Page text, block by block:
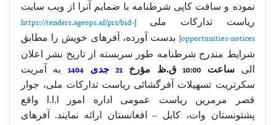
نموده و سافت کاپی شرطنامه با ضمایم آنرا از ویب سایت
ریاست تدارکات ملی{
https://tenders.ageops.af/prs/bid-
opportunities-notices
} بدست آورده، آفرهای خویش را مطابق
شرایط مندرج شرطنامه طور سربسته از تاریخ نشر اعلان
الیساعت10:00ق.ظ مؤرخ21 جدی 1404
به آمریت
سکرتریت تسهیلات آفرگشائی ریاست تدارکات ملی، جوار
قصر مرمرین ریاست عمومی اداره امور ا.ا.ا واقع
پشتونستان وات، کابل – افغانستان ارائه نمایند. آفرهای